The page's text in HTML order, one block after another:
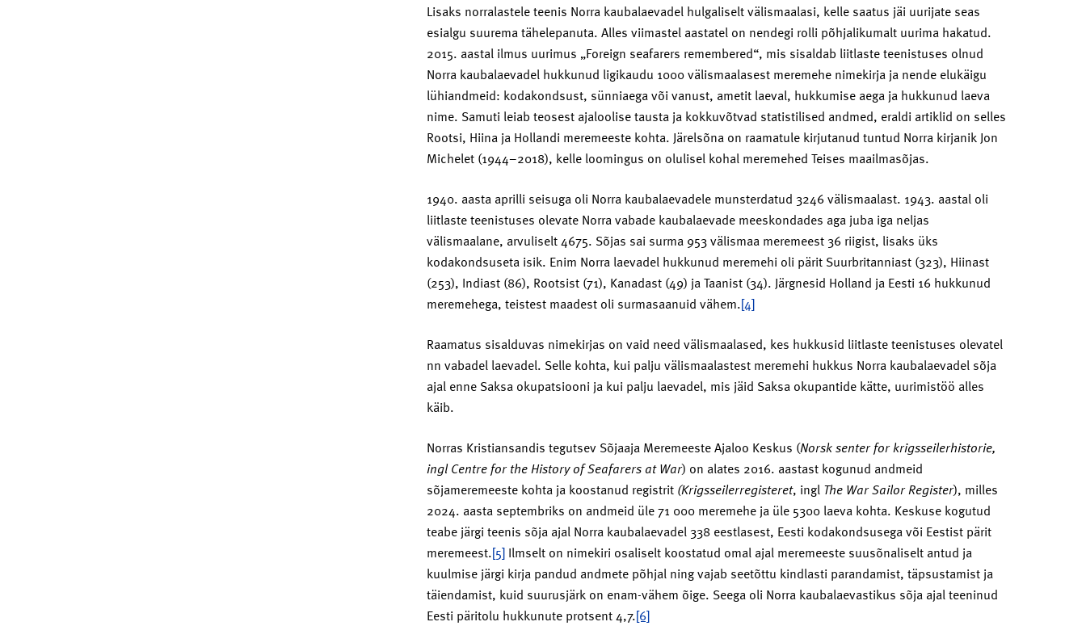
Lisaks norralastele teenis Norra kaubalaevadel hulgaliselt välismaalasi, kelle saatus jäi uurijate seas
esialgu suurema tähelepanuta. Alles viimastel aastatel on nendegi rolli põhjalikumalt uurima hakatud.
2015. aastal ilmus uurimus „Foreign seafarers remembered“, mis sisaldab liitlaste teenistuses olnud
Norra kaubalaevadel hukkunud ligikaudu 1000 välismaalasest meremehe nimekirja ja nende elukäigu
lühiandmeid: kodakondsust, sünniaega või vanust, ametit laeval, hukkumise aega ja hukkunud laeva
nime. Samuti leiab teosest ajaloolise tausta ja kokkuvõtvad statistilised andmed, eraldi artiklid on selles
Rootsi, Hiina ja Hollandi meremeeste kohta. Järelsõna on raamatule kirjutanud tuntud Norra kirjanik Jon
Michelet (1944–2018), kelle loomingus on olulisel kohal meremehed Teises maailmasõjas.
1940. aasta aprilli seisuga oli Norra kaubalaevadele munsterdatud 3246 välismaalast. 1943. aastal oli
liitlaste teenistuses olevate Norra vabade kaubalaevade meeskondades aga juba iga neljas
välismaalane, arvuliselt 4675. Sõjas sai surma 953 välismaa meremeest 36 riigist, lisaks üks
kodakondsuseta isik. Enim Norra laevadel hukkunud meremehi oli pärit Suurbritanniast (323), Hiinast
(253), Indiast (86), Rootsist (71), Kanadast (49) ja Taanist (34). Järgnesid Holland ja Eesti 16 hukkunud
meremehega, teistest maadest oli surmasaanuid vähem.[4]
Raamatus sisalduvas nimekirjas on vaid need välismaalased, kes hukkusid liitlaste teenistuses olevatel
nn vabadel laevadel. Selle kohta, kui palju välismaalastest meremehi hukkus Norra kaubalaevadel sõja
ajal enne Saksa okupatsiooni ja kui palju laevadel, mis jäid Saksa okupantide kätte, uurimistöö alles
käib.
Norras Kristiansandis tegutsev Sõjaaja Meremeeste Ajaloo Keskus (Norsk senter for krigsseilerhistorie,
ingl Centre for the History of Seafarers at War) on alates 2016. aastast kogunud andmeid
sõjameremeeste kohta ja koostanud registrit (Krigsseilerregisteret, ingl The War Sailor Register), milles
2024. aasta septembriks on andmeid üle 71 000 meremehe ja üle 5300 laeva kohta. Keskuse kogutud
teabe järgi teenis sõja ajal Norra kaubalaevadel 338 eestlasest, Eesti kodakondsusega või Eestist pärit
meremeest.[5] Ilmselt on nimekiri osaliselt koostatud omal ajal meremeeste suusõnaliselt antud ja
kuulmise järgi kirja pandud andmete põhjal ning vajab seetõttu kindlasti parandamist, täpsustamist ja
täiendamist, kuid suurusjärk on enam-vähem õige. Seega oli Norra kaubalaevastikus sõja ajal teeninud
Eesti päritolu hukkunute protsent 4,7.[6]